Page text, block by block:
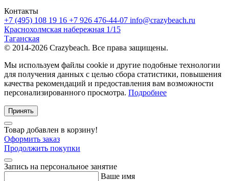
Контакты
+7 (495) 108 19 16 +7 926 476-44-07 info@crazybeach.ru
Краснохолмская набережная 1/15
Таганская
© 2014-2026 Crazybeach. Все права защищены.
Мы используем файлы cookie и другие подобные технологии
для получения данных с целью сбора статистики, повышения
качества рекомендаций и предоставления вам возможности
персонализированного просмотра. Подробнее
Принять
Товар добавлен в корзину!
Оформить заказ
Продолжить покупки
Запись на персональное занятие
Ваше имя